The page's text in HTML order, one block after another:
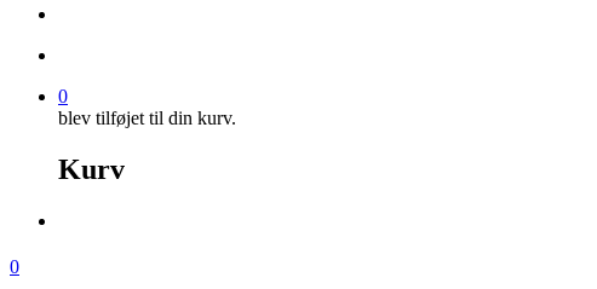
0
blev tilføjet til din kurv.
Kurv
0